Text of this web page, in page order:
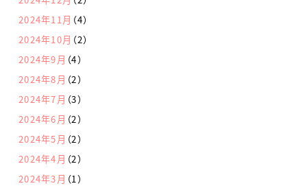
2024年11月 （4）
2024年10月 （2）
2024年9月 （4）
2024年8月 （2）
2024年7月 （3）
2024年6月 （2）
2024年5月 （2）
2024年4月 （2）
2024年3月 （1）